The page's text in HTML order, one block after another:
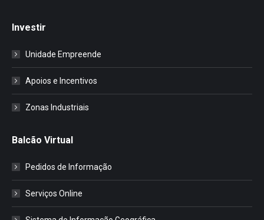
Investir
Unidade Empreende
Apoios e Incentivos
Zonas Industriais
Balcão Virtual
Pedidos de Informação
Serviços Online